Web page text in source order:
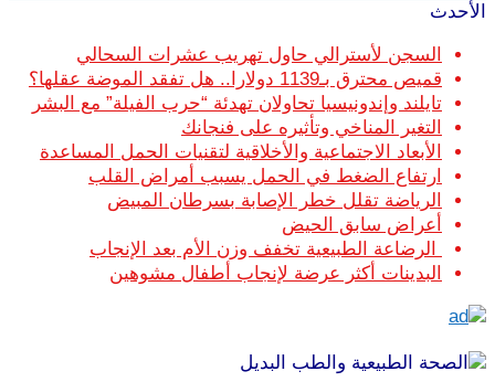
الأحدث
السجن لأسترالي حاول تهريب عشرات السحالي
قميص محترق بـ1139 دولارا.. هل تفقد الموضة عقلها؟
تايلند وإندونيسيا تحاولان تهدئة “حرب الفيلة” مع البشر
التغير المناخي وتأثيره على فنجانك
الأبعاد الاجتماعية والأخلاقية لتقنيات الحمل المساعدة
ارتفاع الضغط في الحمل يسبب أمراض القلب
الرياضة تقلل خطر الإصابة بسرطان المبيض
أعراض سابق الحيض
الرضاعة الطبيعية تخفف وزن الأم بعد الإنجاب
البدينات أكثر عرضة لإنجاب أطفال مشوهين